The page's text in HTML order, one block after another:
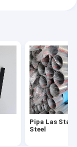
Pipa Las
Steel